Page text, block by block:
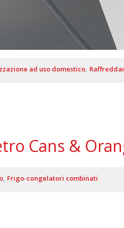
ad uso domestico
Cans &
Frigo-congelatori combinati